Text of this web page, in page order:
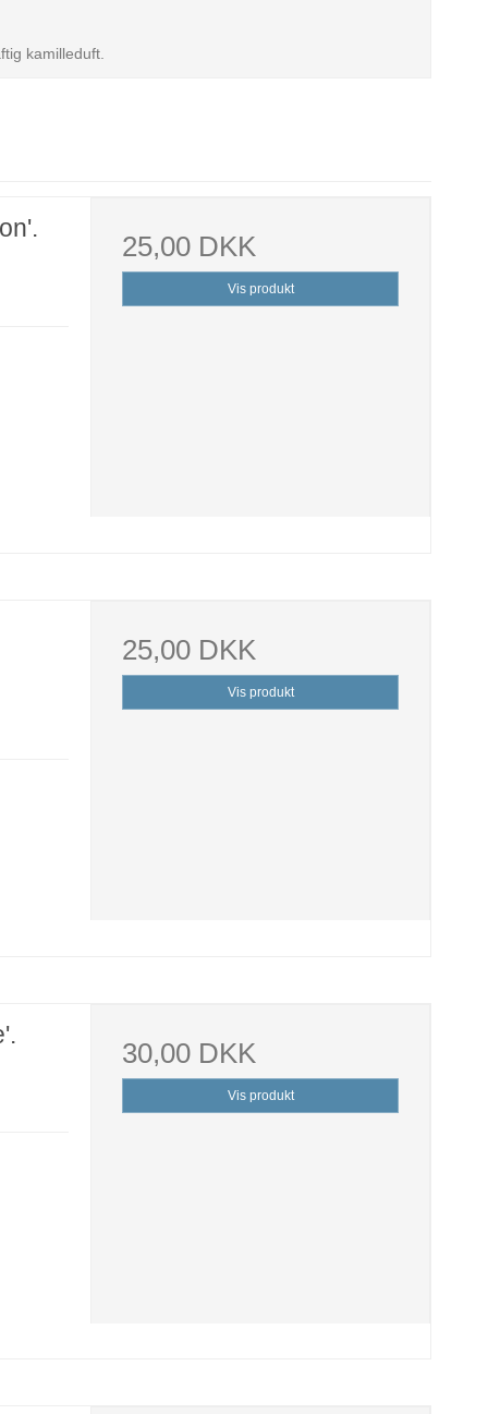
kamilleduft.
25,00 DKK
Vis produkt
25,00 DKK
Vis produkt
30,00 DKK
Vis produkt